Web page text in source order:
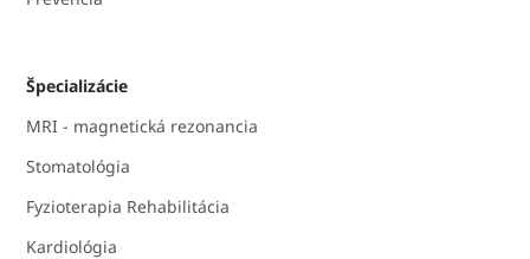
Špecializácie
MRI - magnetická rezonancia
Stomatológia
Fyzioterapia Rehabilitácia
Kardiológia